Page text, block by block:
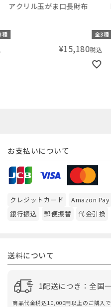
アクリル玉がま口長財布
全3種
15,180税込
お支払いについて
クレジットカード Amazon Pay
銀行振込
郵便振替 代金引換
送料について
1配送につき：全国
商品代金税込10,000円以上のご購入